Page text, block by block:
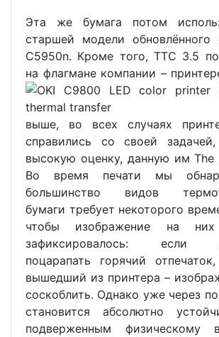
Эта же бумага потом
старшей модели обновлённого
C5950n. Кроме того, TTC 3.5
на флагмане компании –
выше, во всех случаях
справились со своей
высокую оценку, данную им The
Во время печати мы
большинство видов
бумаги требует некоторого
чтобы изображение на них
зафиксировалось: если
поцарапать горячий
вышедший из принтера –
соскоблить. Однако уже через
становится абсолютно
подверженным физическому